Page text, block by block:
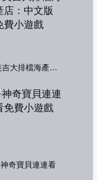
美吉大排檔海產店：中文版
神奇寶貝連連看